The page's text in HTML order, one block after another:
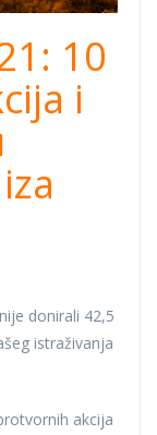
10
i
donirali 42,5
istraživanja
akcija